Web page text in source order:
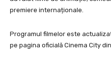
premiere internaționale.
Programul filmelor este
pe pagina oficială Cinema City